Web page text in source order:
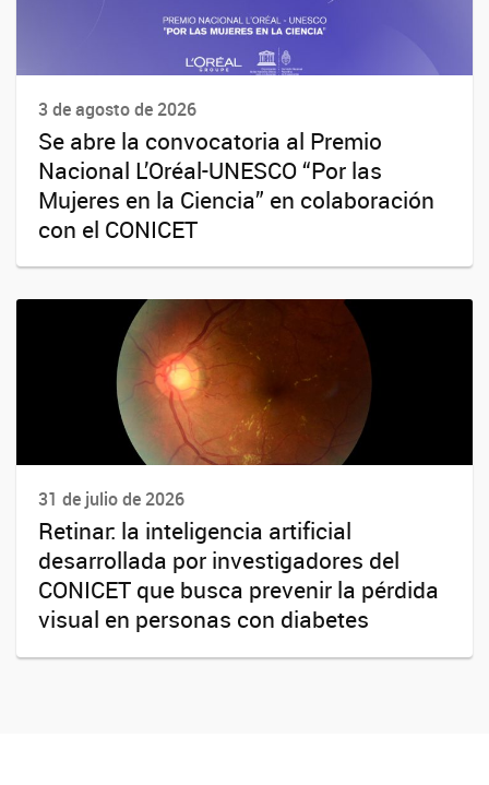
3 de agosto de 2026
Se abre la convocatoria al Premio
Nacional L’Oréal-UNESCO “Por las
Mujeres en la Ciencia” en colaboración
con el CONICET
31 de julio de 2026
Retinar: la inteligencia artificial
desarrollada por investigadores del
CONICET que busca prevenir la pérdida
visual en personas con diabetes